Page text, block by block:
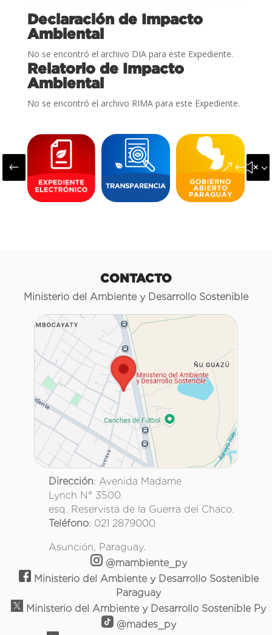
Declaración de Impacto
Ambiental
No se encontró el archivo DIA para este Expediente.
Relatorio de Impacto
Ambiental
No se encontró el archivo RIMA para este Expediente.
#
CONTACTO
Ministerio del Ambiente y Desarrollo Sostenible
Dirección: Avenida Madame
Lynch N° 3500.
esq. Reservista de la Guerra del Chaco.
Teléfono: 021 2879000
Asunción, Paraguay.
@mambiente_py
Ministerio del Ambiente y Desarrollo Sostenible
Paraguay
Ministerio del Ambiente y Desarrollo Sostenible Py
@mades_py